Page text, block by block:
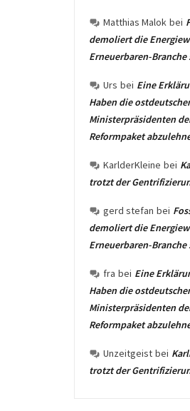
Matthias Malok bei
demoliert die
Erneuerbaren-Branche
Urs bei Eine
Haben die
Ministerpräsidenten
Reformpaket
KarlderKleine bei
trotzt der
gerd stefan bei
demoliert die
Erneuerbaren-Branche
fra bei Eine
Haben die
Ministerpräsidenten
Reformpaket
Unzeitgeist bei
trotzt der